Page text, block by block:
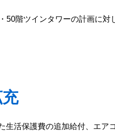
階ツインタワーの計画に
活保護費の追加給付、エ